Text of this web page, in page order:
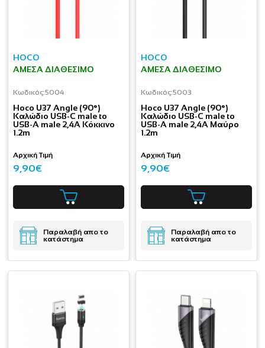
HOCO
ΆΜΕΣΑ ΔΙΑΘΈΣΙΜΟ
Κωδικός:5004
Hoco U37 Angle (90°)
Καλώδιο USB-C male to
USB-A male 2,4A Κόκκινο
1.2m
Αρχική Τιμή
9,90€
Παραλαβή απο το
κατάστημα
HOCO
ΆΜΕΣΑ ΔΙΑΘΈΣΙΜΟ
Κωδικός:5003
Hoco U37 Angle (90°)
Καλώδιο USB-C male to
USB-A male 2,4A Μαύρο
1.2m
Αρχική Τιμή
9,90€
Παραλαβή απο το
κατάστημα